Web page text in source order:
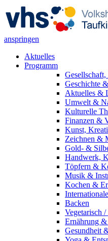
anspringen
Aktuelles
Programm
Geschichte
Aktuelles &
Umwelt &
Kulturelle
Finanzen &
Kunst,
Zeichnen &
Gold- &
Handwerk,
Töpfern &
Musik &
Kochen &
Backen
Vegetarisch /
Ernährung
Gesundheit